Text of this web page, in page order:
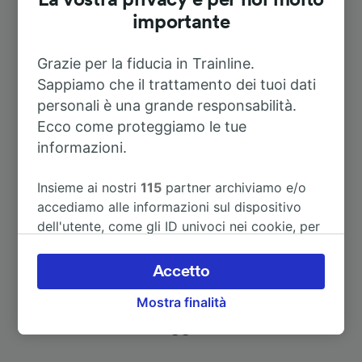
A Nizza 2h 36m
Alla ricerca di nuove idee di
importante
Grazie per la fiducia in Trainline.
Sappiamo che il trattamento dei tuoi dati
personali è una grande responsabilità.
Ecco come proteggiamo le tue
informazioni.
Insieme ai nostri115 partner archiviamo e/o
accediamo alle informazioni sul dispositivo
dell'utente, come gli ID univoci nei cookie, per
accettare o gestire le proprie scelte facendo
clic di seguito, tra cui il proprio diritto di
opporsi sulla base di un interesse legittimo o
Mostra finalità
Accetto